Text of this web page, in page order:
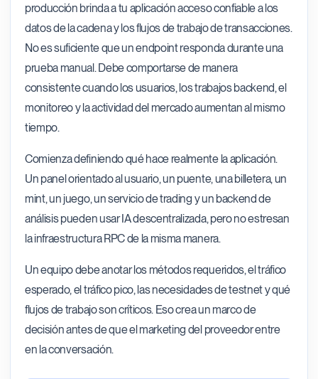
producción brinda a tu aplicación acceso confiable a los
datos de la cadena y los flujos de trabajo de transacciones.
No es suficiente que un endpoint responda durante una
prueba manual. Debe comportarse de manera
consistente cuando los usuarios, los trabajos backend, el
monitoreo y la actividad del mercado aumentan al mismo
tiempo.
Comienza definiendo qué hace realmente la aplicación.
Un panel orientado al usuario, un puente, una billetera, un
mint, un juego, un servicio de trading y un backend de
análisis pueden usar IA descentralizada, pero no estresan
la infraestructura RPC de la misma manera.
Un equipo debe anotar los métodos requeridos, el tráfico
esperado, el tráfico pico, las necesidades de testnet y qué
flujos de trabajo son críticos. Eso crea un marco de
decisión antes de que el marketing del proveedor entre
en la conversación.